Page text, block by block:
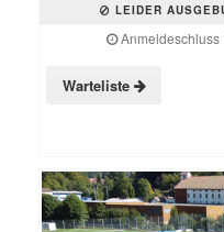
LEIDER
Anmeldeschluss
Warteliste